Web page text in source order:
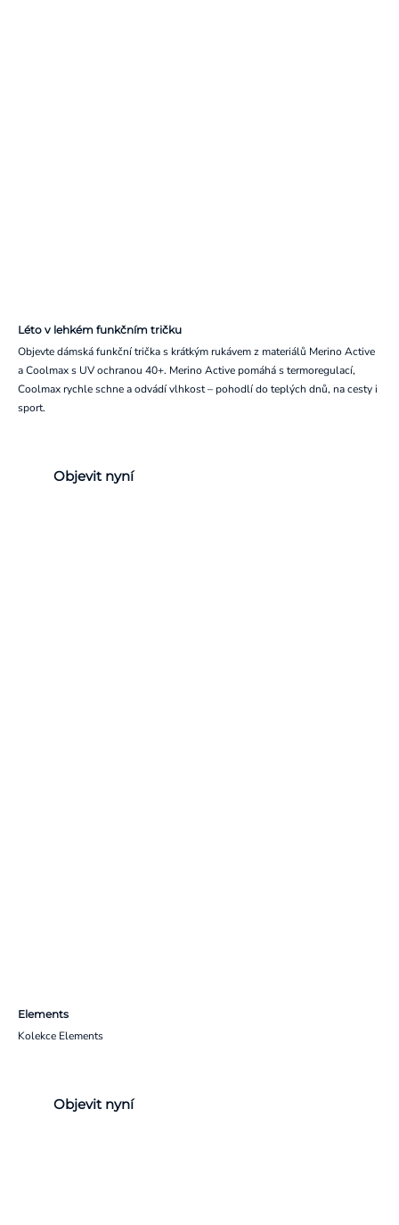
Léto v lehkém funkčním tričku
Objevte dámská funkční trička s krátkým rukávem z materiálů Merino Active
a Coolmax s UV ochranou 40+. Merino Active pomáhá s termoregulací,
Coolmax rychle schne a odvádí vlhkost – pohodlí do teplých dnů, na cesty i
sport.
Objevit nyní
Elements
Kolekce Elements
Objevit nyní